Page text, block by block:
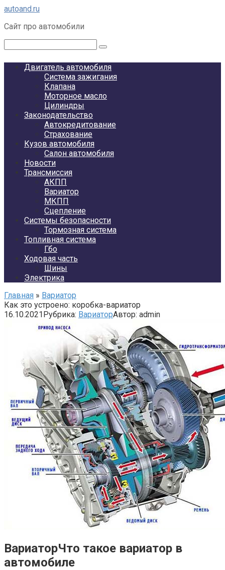
Перейти
контенту
autoand.ru
Сайт про автомобили
Двигатель автомобиля
Система зажигания
Клапана
Моторное масло
Цилиндры
Законодательство
Автокредитование
Страхование
Кузов автомобиля
Салон автомобиля
Новости
Трансмиссия
АКПП
Вариатор
МКПП
Сцепление
Системы безопасности
Тормозная система
Топливная система
Гбо
Ходовая часть
Шины
Электрика
Главная » Вариатор
Как это устроено: коробка-вариатор
16.10.2021Рубрика: ВариаторАвтор: admin
ВариаторЧто такое вариатор в
автомобиле